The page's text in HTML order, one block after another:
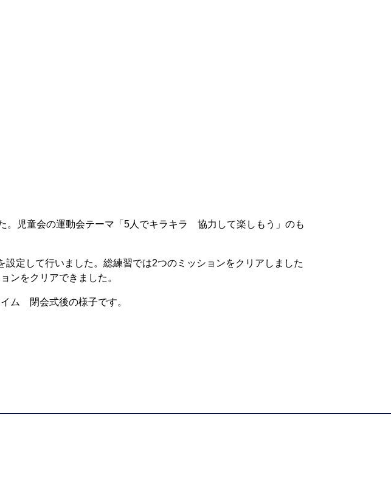
。児童会の運動会テーマ「5人でキラキラ 協力して楽しもう」のも
設定して行いました。総練習では2つのミッションをクリアしました
ンをクリアできました。
ム 閉会式後の様子です。